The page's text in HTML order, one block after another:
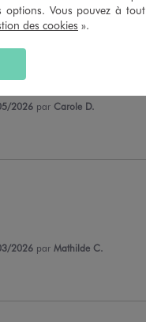
2026 par Carole D.
2026 par Mathilde C.
Vous pouvez à tout
des cookies ».